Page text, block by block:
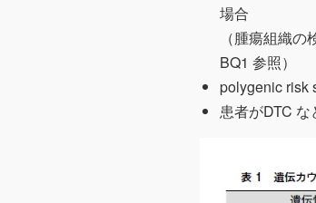
場合
（腫瘍組織
BQ1 参照）
polygenic risk
患者がDTC